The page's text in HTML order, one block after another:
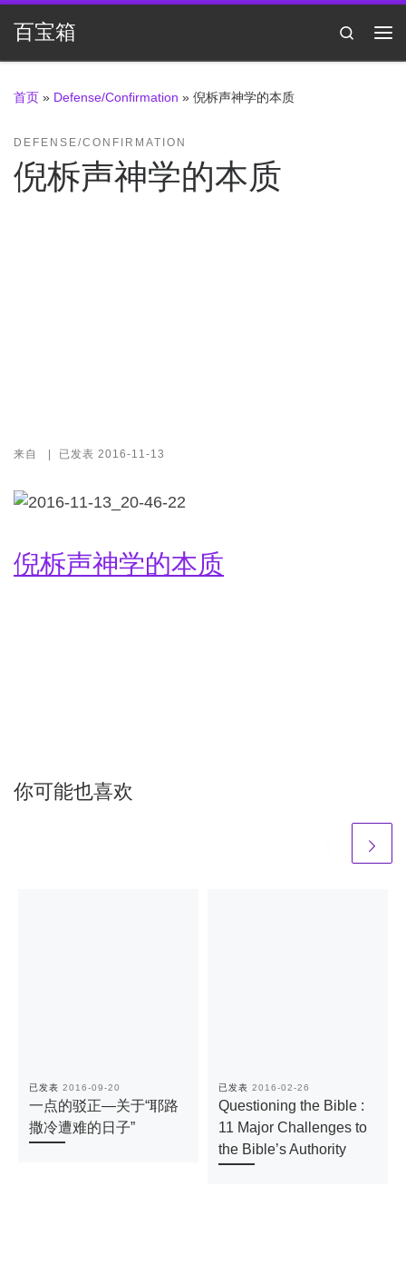
Skip to content
百宝箱
Search
首页 » Defense/Confirmation » 倪柝声神学的本质
DEFENSE/CONFIRMATION
倪柝声神学的本质
来自 已发表 2016-11-13
倪柝声神学的本质
你可能也喜欢
已发表 2016-09-20
一点的驳正—关于“耶路
撒冷遭难的日子”
已发表 2016-02-26
Questioning the Bible :
11 Major Challenges to
the Bible’s Authority